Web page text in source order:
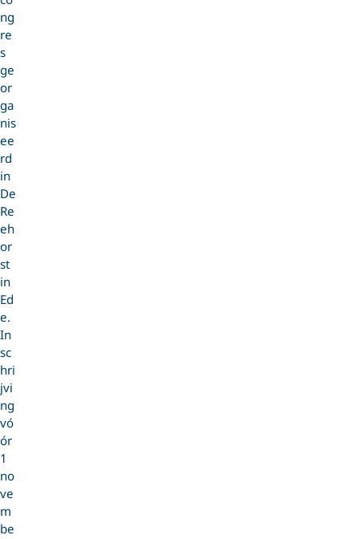
ng
re
s
ge
or
ga
nis
ee
rd
in
De
Re
eh
or
st
in
Ed
e.
In
sc
hri
jvi
ng
vó
ór
1
no
ve
m
be